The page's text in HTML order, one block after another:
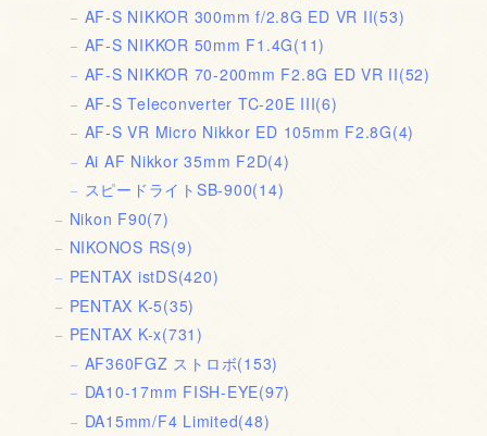
AF-S NIKKOR 300mm f/2.8G ED VR II(53)
AF-S NIKKOR 50mm F1.4G(11)
AF-S NIKKOR 70-200mm F2.8G ED VR II(52)
AF-S Teleconverter TC-20E III(6)
AF-S VR Micro Nikkor ED 105mm F2.8G(4)
Ai AF Nikkor 35mm F2D(4)
スピードライトSB-900(14)
Nikon F90(7)
NIKONOS RS(9)
PENTAX istDS(420)
PENTAX K-5(35)
PENTAX K-x(731)
AF360FGZ ストロボ(153)
DA10-17mm FISH-EYE(97)
DA15mm/F4 Limited(48)